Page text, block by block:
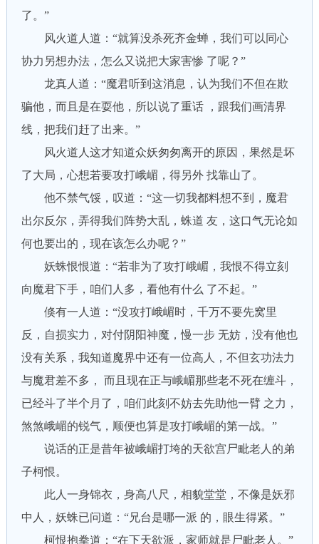
了。”
风火道人道：“就算没杀死齐金蝉，我们可以同心
协力另想办法，怎么又说把大家害惨 了呢？”
龙真人道：“魔君听到这消息，认为我们不但在欺
骗他，而且是在耍他，所以说了重话 ，跟我们画清界
线，把我们赶了出来。”
风火道人这才知道众妖匆匆离开的原因，果然是坏
了大局，心想若要攻打峨嵋，得另外 找靠山了。
他不禁气馁，叹道：“这一切我都料想不到，魔君
出尔反尔，弄得我们阵势大乱，蛛道 友，这口气无论如
何也要出的，现在该怎么办呢？”
妖蛛恨恨道：“若非为了攻打峨嵋，我恨不得立刻
向魔君下手，咱们人多，看他有什么 了不起。”
倏有一人道：“没攻打峨嵋时，千万不要先窝里
反，自损实力，对付阴阳神魔，慢一步 无妨，没有他也
没有关系，我知道魔界中还有一位高人，不但玄功法力
与魔君差不多， 而且现在正与峨嵋那些老不死在缠斗，
已经斗了半个月了，咱们此刻不妨去先助他一臂 之力，
煞煞峨嵋的锐气，顺便也算是攻打峨嵋的第一战。”
说话的正是昔年被峨嵋打垮的天欲宫尸毗老人的弟
子柯恨。
此人一身锦衣，身高八尺，相貌堂堂，不像是妖邪
中人，妖蛛已问道：“兄台是哪一派 的，眼生得紧。”
柯恨抱拳道：“在下天欲派，家师就是尸毗老人。”